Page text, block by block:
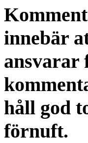
innebär
ansvarar
håll god
förnuft.